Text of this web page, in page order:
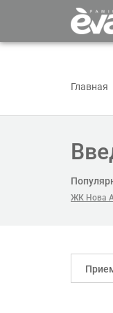
Главная
ЖК Нова